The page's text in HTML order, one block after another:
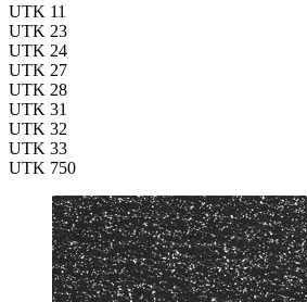
UTK 11
UTK 23
UTK 24
UTK 27
UTK 28
UTK 31
UTK 32
UTK 33
UTK 750